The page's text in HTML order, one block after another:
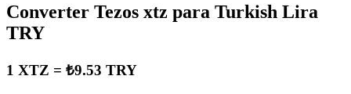
Converter Tezos xtz para Turkish Lira
TRY
1 XTZ = ₺9.53 TRY